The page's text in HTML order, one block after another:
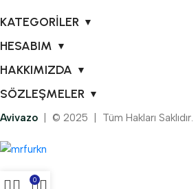
KATEGORİLER ▼
HESABIM ▼
HAKKIMIZDA ▼
SÖZLEŞMELER ▼
Avivazo | © 2025 | Tüm Hakları Saklıdır.
0